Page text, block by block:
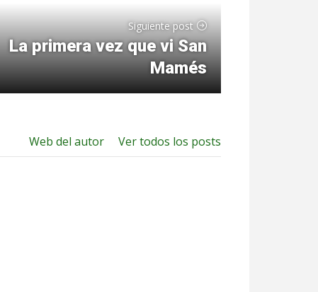
Siguiente post
La primera vez que vi San
Mamés
Ver todos los posts
Web del autor